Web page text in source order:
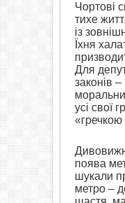
Чортові
тихе
із
Їхня
Для
законів
усі свої
«гречкою
поява
шукали
метро –